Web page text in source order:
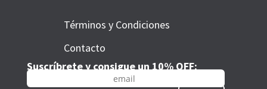
Términos y Condiciones
Contacto
Suscríbrete y consigue un 10% OFF: